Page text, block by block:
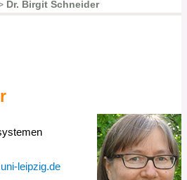
Dr. Birgit Schneider
leipzig.de